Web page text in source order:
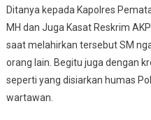
Ditanya kepada Kapolres
MH dan Juga Kasat Reskrim
saat melahirkan tersebut SM
orang lain. Begitu juga dengan
seperti yang disiarkan humas
wartawan.